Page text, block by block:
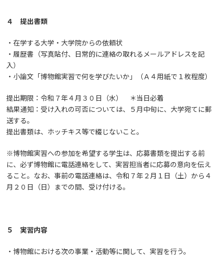
４ 提出書類
・在学する大学・大学院からの依頼状
・履歴書（写真貼付、日常的に連絡の取れるメールアドレスを記
入）
・小論文「博物館実習で何を学びたいか」（Ａ４用紙で１枚程度）
提出期限：令和７年４月３０日（水） ＊当日必着
結果通知：受け入れの可否については、５月中旬に、大学宛てに郵
送する。
提出書類は、ホッチキス等で綴じないこと。
※博物館実習への参加を希望する学生は、応募書類を提出する前
に、必ず博物館に電話連絡をして、実習担当者に応募の意向を伝え
ること。なお、事前の電話連絡は、令和７年２月１日（土）から４
月２０日（日）までの間、受け付ける。
５ 実習内容
・博物館における次の事業・活動等に関して、実習を行う。